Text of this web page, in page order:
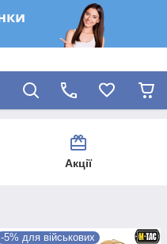
Акції
-5% для військових